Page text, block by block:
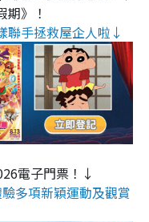
》！
聯手拯救屋企人啦↓
電子門票！↓
多項新穎運動及觀賞